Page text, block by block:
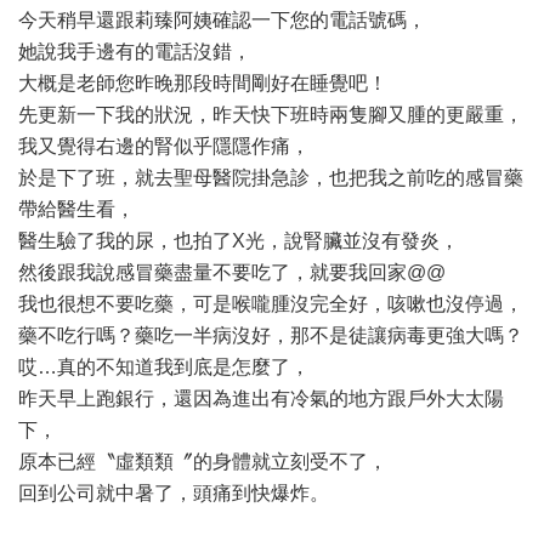
今天稍早還跟莉臻阿姨確認一下您的電話號碼，
她說我手邊有的電話沒錯，
大概是老師您昨晚那段時間剛好在睡覺吧！
先更新一下我的狀況，昨天快下班時兩隻腳又腫的更嚴重，
我又覺得右邊的腎似乎隱隱作痛，
於是下了班，就去聖母醫院掛急診，也把我之前吃的感冒藥
帶給醫生看，
醫生驗了我的尿，也拍了X光，說腎臟並沒有發炎，
然後跟我說感冒藥盡量不要吃了，就要我回家@@
我也很想不要吃藥，可是喉嚨腫沒完全好，咳嗽也沒停過，
藥不吃行嗎？藥吃一半病沒好，那不是徒讓病毒更強大嗎？
哎…真的不知道我到底是怎麼了，
昨天早上跑銀行，還因為進出有冷氣的地方跟戶外大太陽
下，
原本已經〝虛類類〞的身體就立刻受不了，
回到公司就中暑了，頭痛到快爆炸。